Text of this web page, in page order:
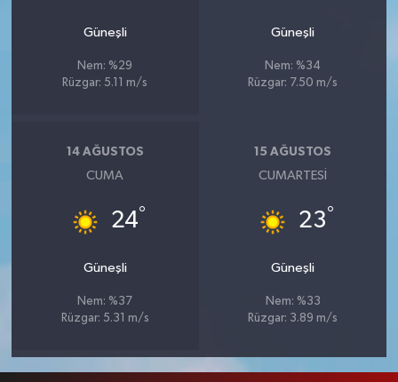
Güneşli
Nem: %29
Rüzgar: 5.11 m/s
Güneşli
Nem: %34
Rüzgar: 7.50 m/s
14 AĞUSTOS
CUMA
24°
Güneşli
Nem: %37
Rüzgar: 5.31 m/s
15 AĞUSTOS
CUMARTESI
23°
Güneşli
Nem: %33
Rüzgar: 3.89 m/s